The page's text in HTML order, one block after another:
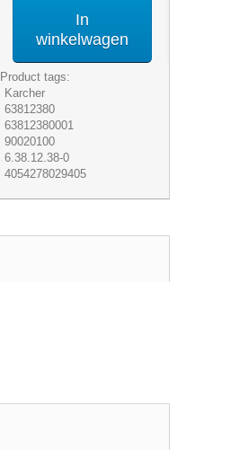
In
winkelwagen
Product tags:
Karcher
63812380
63812380001
90020100
6.38.12.38-0
4054278029405